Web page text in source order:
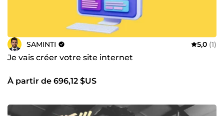
SAMINTI 5,0 (1)
Je vais créer votre site internet
À partir de 696,12 $US